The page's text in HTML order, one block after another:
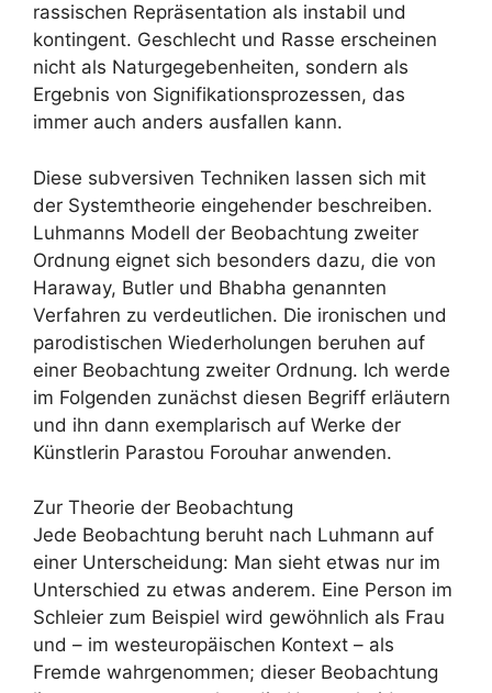
rassischen Repräsentation als instabil und
kontingent. Geschlecht und Rasse erscheinen
nicht als Naturgegebenheiten, sondern als
Ergebnis von Signifikationsprozessen, das
immer auch anders ausfallen kann.
Diese subversiven Techniken lassen sich mit
der Systemtheorie eingehender beschreiben.
Luhmanns Modell der Beobachtung zweiter
Ordnung eignet sich besonders dazu, die von
Haraway, Butler und Bhabha genannten
Verfahren zu verdeutlichen. Die ironischen und
parodistischen Wiederholungen beruhen auf
einer Beobachtung zweiter Ordnung. Ich werde
im Folgenden zunächst diesen Begriff erläutern
und ihn dann exemplarisch auf Werke der
Künstlerin Parastou Forouhar anwenden.
Zur Theorie der Beobachtung
Jede Beobachtung beruht nach Luhmann auf
einer Unterscheidung: Man sieht etwas nur im
Unterschied zu etwas anderem. Eine Person im
Schleier zum Beispiel wird gewöhnlich als Frau
und – im westeuropäischen Kontext – als
Fremde wahrgenommen; dieser Beobachtung